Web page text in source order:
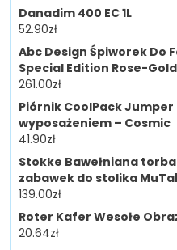
Danadim 400 EC 1L
52.90zł
Abc Design Śpiworek Do
Special Edition Rose-Gold
261.00zł
Piórnik CoolPack Jumper
wyposażeniem – Cosmic
41.90zł
Stokke Bawełniana
zabawek do stolika
139.00zł
Roter Kafer Wesołe
20.64zł